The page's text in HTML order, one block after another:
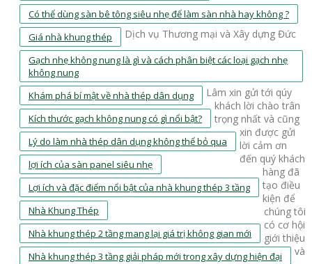
Có thể dùng sàn bê tông siêu nhẹ để làm sàn nhà hay không ?
Giá nhà khung thép
Gạch nhẹ không nung là gì và cách phân biệt các loại gạch nhẹ
không nung
Khám phá bí mật về nhà thép dân dụng
Kích thước gạch không nung có gì nổi bật?
Lý do làm nhà thép dân dụng không thể bỏ qua
lợi ích của sàn panel siêu nhẹ
Lợi ích và đặc điểm nổi bật của nhà khung thép 3 tầng
Nhà Khung Thép
Nhà khung thép 2 tầng mang lại giá trị không gian mới
Nhà khung thép 3 tầng giải pháp mới trong xây dựng hiện đại
Dịch vụ Thương mại và Xây dựng Đức
Lâm xin gửi tới qúy
khách lời chào trân
trọng nhất và cũng
xin được gửi
lời cảm ơn
đến quý khách
hàng đã
tạo điều
kiện để
chúng tôi
có cơ hội
giới thiệu
và